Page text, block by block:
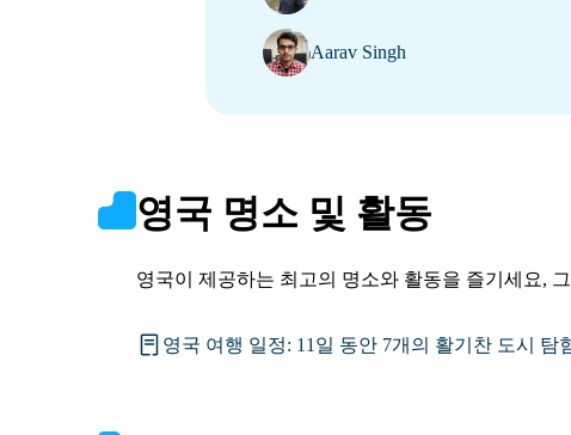
Aarav Singh
영국 명소 및 활동
영국이 제공하는 최고의 명소와 활동을 즐기세요,
영국 여행 일정: 11일 동안 7개의 활기찬 도시 탐